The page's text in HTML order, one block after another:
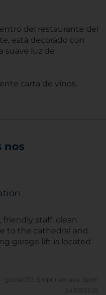
del restaurante del
está decorado con
suave luz de
carta de vinos.
nos
staff, clean
to the cathedral and
garage lift is located
goose737.
Empuriabrava, Spain
24/09/2025